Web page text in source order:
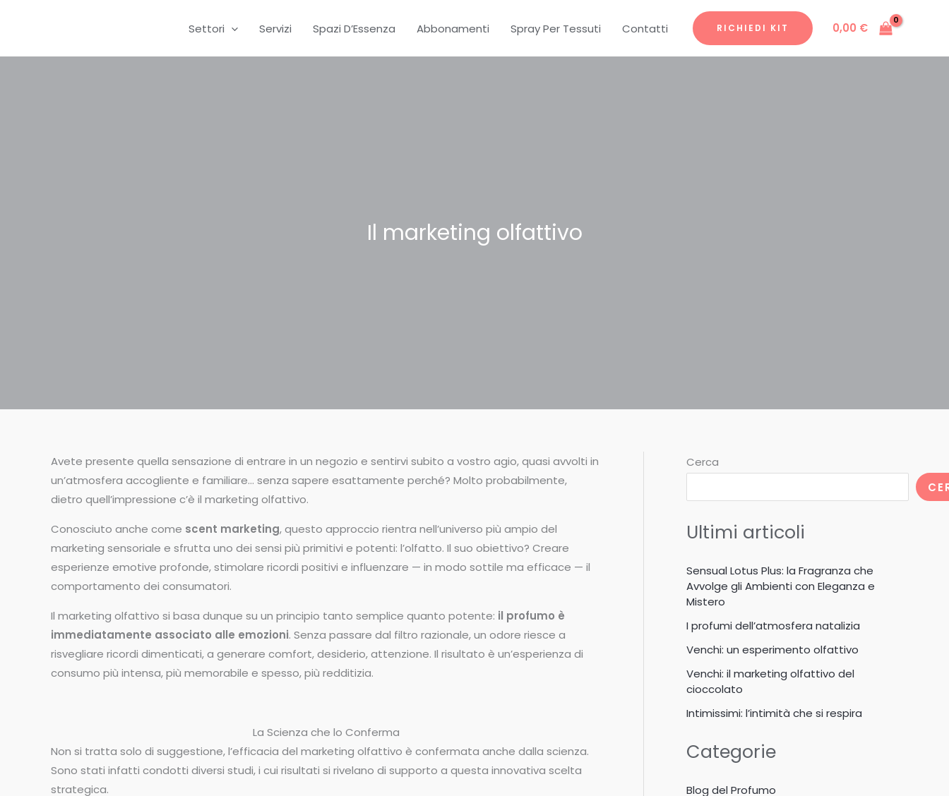
Settori Servizi Spazi D’Essenza Abbonamenti Spray Per Tessuti Contatti RICHIEDI KIT 0,00 €
Il marketing olfattivo
Avete presente quella sensazione di entrare in un negozio e sentirvi subito a vostro agio, quasi avvolti in
un’atmosfera accogliente e familiare… senza sapere esattamente perché? Molto probabilmente,
dietro quell’impressione c’è il marketing olfattivo.
Conosciuto anche come scent marketing, questo approccio rientra nell’universo più ampio del
marketing sensoriale e sfrutta uno dei sensi più primitivi e potenti: l’olfatto. Il suo obiettivo? Creare
esperienze emotive profonde, stimolare ricordi positivi e influenzare — in modo sottile ma efficace — il
comportamento dei consumatori.
Il marketing olfattivo si basa dunque su un principio tanto semplice quanto potente: il profumo è
immediatamente associato alle emozioni. Senza passare dal filtro razionale, un odore riesce a
risvegliare ricordi dimenticati, a generare comfort, desiderio, attenzione. Il risultato è un’esperienza di
consumo più intensa, più memorabile e spesso, più redditizia.
La Scienza che lo Conferma
Non si tratta solo di suggestione, l’efficacia del marketing olfattivo è confermata anche dalla scienza.
Sono stati infatti condotti diversi studi, i cui risultati si rivelano di supporto a questa innovativa scelta
strategica.
Cerca
Ultimi articoli
Sensual Lotus Plus: la Fragranza che
Avvolge gli Ambienti con Eleganza e
Mistero
I profumi dell’atmosfera natalizia
Venchi: un esperimento olfattivo
Venchi: il marketing olfattivo del
cioccolato
Intimissimi: l’intimità che si respira
Categorie
Blog del Profumo